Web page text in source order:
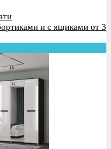
и с ящиками от 3